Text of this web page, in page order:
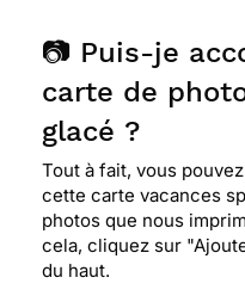
📷 Puis-je
carte de
glacé ?
Tout à fait, vous
cette carte vacances
photos que nous
cela, cliquez sur
du haut.